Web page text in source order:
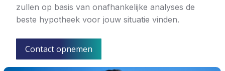
zullen op basis van onafhankelijke analyses de
beste hypotheek voor jouw situatie vinden.
Contact opnemen